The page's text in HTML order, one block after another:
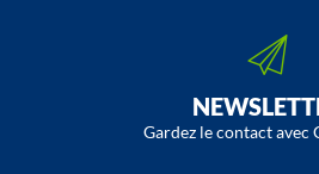
Gardez le contact avec